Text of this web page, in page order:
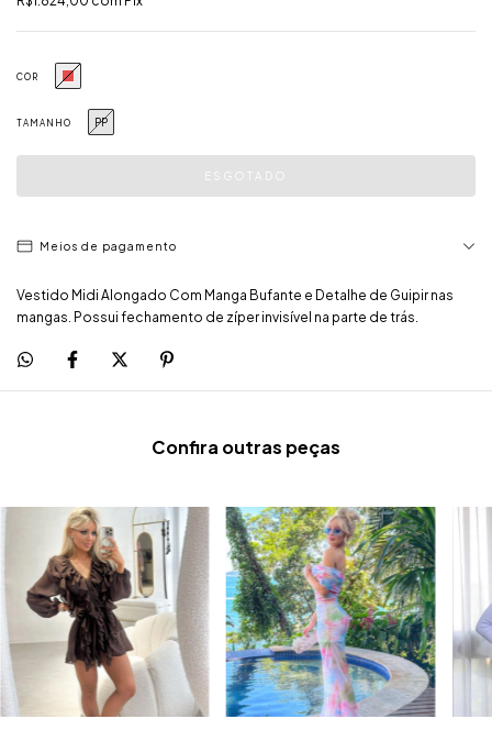
COR
TAMANHO PP
Meios de pagamento
Vestido Midi Alongado Com Manga Bufante e Detalhe de Guipir nas
mangas. Possui fechamento de zíper invisível na parte de trás.
Confira outras peças